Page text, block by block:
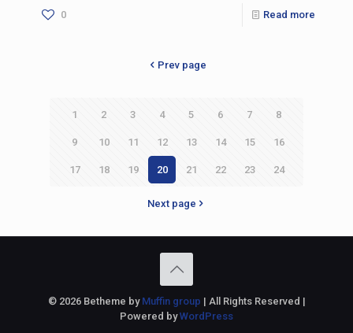
0 Read more
Prev page
1 2 3 4 5 6 7 8
9 10 11 12 13 14 15 16
17 18 19 20 21 22 23 24
Next page
© 2026 Betheme by Muffin group | All Rights Reserved |
Powered byWordPress